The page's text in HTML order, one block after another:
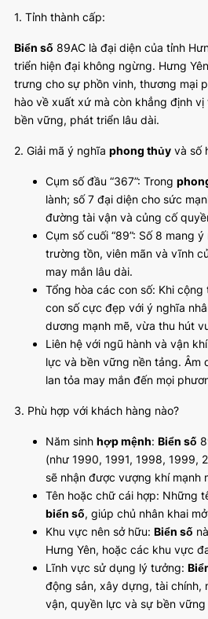
1. Tỉnh thành cấp:
Biển số 89AC là đại diện của tỉnh
triển hiện đại không ngừng. Hưng
trưng cho sự phồn vinh, thương mại
hào về xuất xứ mà còn khẳng định
bền vững, phát triển lâu dài.
2. Giải mã ý nghĩa phong thủy và số
Cụm số đầu “367”: Trong
lành; số 7 đại diện cho sức
đường tài vận và củng cố
Cụm số cuối “89”: Số 8 mang
trường tồn, viên mãn và vĩnh
may mắn lâu dài.
Tổng hòa các con số: Khi
con số cực đẹp với ý nghĩa
dương mạnh mẽ, vừa thu hút
Liên hệ với ngũ hành và vận
lực và bền vững nền tảng. Âm
lan tỏa may mắn đến mọi
3. Phù hợp với khách hàng nào?
Năm sinh hợp mệnh: Biển số
(như 1990, 1991, 1998, 1999,
sẽ nhận được vượng khí mạnh
Tên hoặc chữ cái hợp: Những
biển số, giúp chủ nhân khai
Khu vực nên sở hữu: Biển số
Hưng Yên, hoặc các khu vực
Lĩnh vực sử dụng lý tưởng:
động sản, xây dựng, tài chính,
vận, quyền lực và sự bền